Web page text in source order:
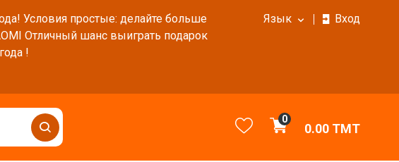
Условия простые: делайте больше
Отличный шанс выиграть подарок
!
Язык Вход
0
0.00 TMT